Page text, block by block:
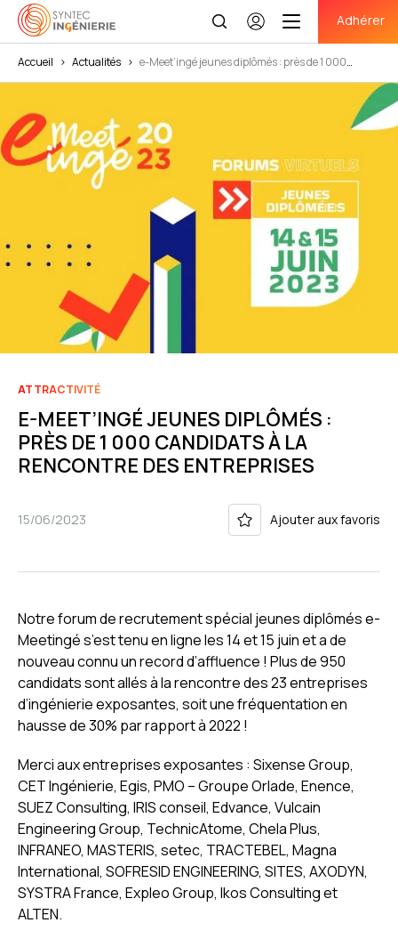
Se
connecter
Adhérer
Accueil > Actualités > e-Meet’ingé jeunes diplômés : près de 1 000
ATTRACTIVITÉ
E-MEET’INGÉ JEUNES DIPLÔMÉS :
PRÈS DE 1 000 CANDIDATS À LA
RENCONTRE DES ENTREPRISES
15/06/2023 Ajouter aux favoris
Notre forum de recrutement spécial jeunes diplômés e-
Meetingé s’est tenu en ligne les 14 et 15 juin et a de
nouveau connu un record d’affluence ! Plus de 950
candidats sont allés à la rencontre des 23 entreprises
d’ingénierie exposantes, soit une fréquentation en
hausse de30% par rapport à 2022 !
Merci aux entreprises exposantes : Sixense Group,
CET Ingénierie, Egis, PMO – Groupe Orlade, Enence,
SUEZ Consulting, IRIS conseil, Edvance, Vulcain
Engineering Group, TechnicAtome, Chela Plus,
INFRANEO, MASTERIS, setec, TRACTEBEL, Magna
International, SOFRESID ENGINEERING, SITES, AXODYN,
SYSTRA France, Expleo Group, Ikos Consulting et
ALTEN.